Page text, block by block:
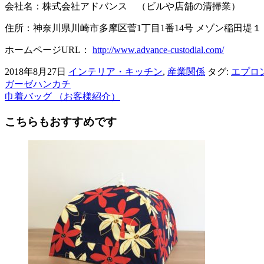
会社名：株式会社アドバンス （ビルや店舗の清掃業）
住所：神奈川県川崎市多摩区菅1丁目1番14号 メゾン稲田堤１
ホームページURL： http://www.advance-custodial.com/
2018年8月27日 インテリア・キッチン, 産業関係 タグ: エプロ
前
後
の
ガーゼハンカチ
巾着バッグ （お客様紹介）
こちらもおすすめです